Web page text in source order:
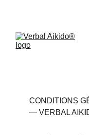
CONDITIONS
— VERBAL